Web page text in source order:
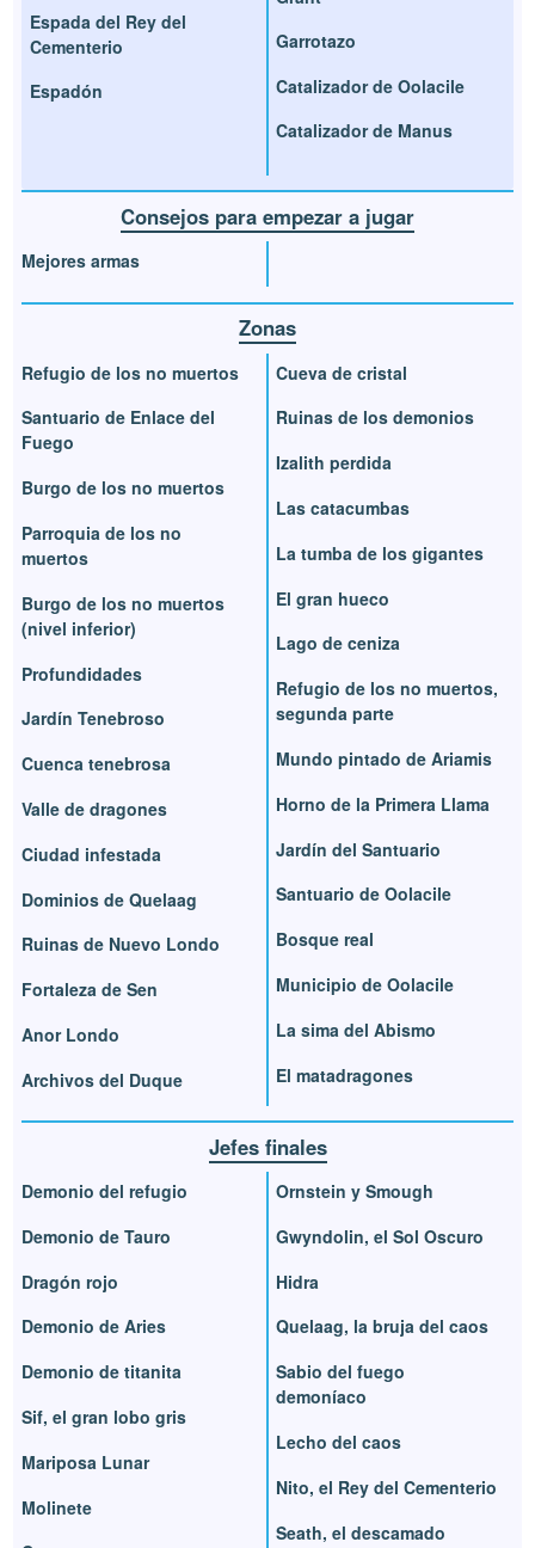
Espada del Rey del
Cementerio
Espadón
Garrotazo
Catalizador de Oolacile
Catalizador de Manus
Consejos para empezar a jugar
Mejores armas
Zonas
Refugio de los no muertos
Santuario de Enlace del
Fuego
Burgo de los no muertos
Parroquia de los no
muertos
Burgo de los no muertos
(nivel inferior)
Profundidades
Jardín Tenebroso
Cuenca tenebrosa
Valle de dragones
Ciudad infestada
Dominios de Quelaag
Ruinas de Nuevo Londo
Fortaleza de Sen
Anor Londo
Archivos del Duque
Cueva de cristal
Ruinas de los demonios
Izalith perdida
Las catacumbas
La tumba de los gigantes
El gran hueco
Lago de ceniza
Refugio de los no muertos,
segunda parte
Mundo pintado de Ariamis
Horno de la Primera Llama
Jardín del Santuario
Santuario de Oolacile
Bosque real
Municipio de Oolacile
La sima del Abismo
El matadragones
Jefes finales
Demonio del refugio
Demonio de Tauro
Dragón rojo
Demonio de Aries
Demonio de titanita
Sif, el gran lobo gris
Mariposa Lunar
Molinete
Ornstein y Smough
Gwyndolin, el Sol Oscuro
Hidra
Quelaag, la bruja del caos
Sabio del fuego
demoníaco
Lecho del caos
Nito, el Rey del Cementerio
Seath, el descamado